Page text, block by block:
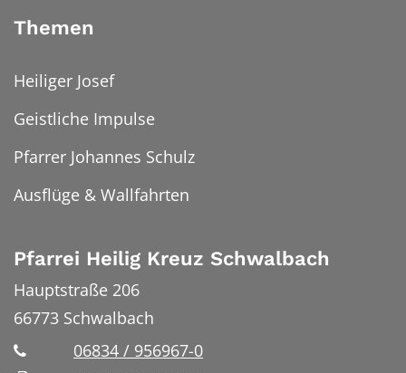
Themen
Heiliger Josef
Geistliche Impulse
Pfarrer Johannes Schulz
Ausflüge & Wallfahrten
Pfarrei Heilig Kreuz Schwalbach
Hauptstraße 206
66773 Schwalbach
06834 / 956967-0